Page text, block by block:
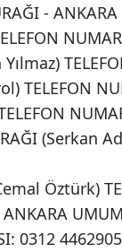
-
TELEFON
(Serkan
Öztürk)
0312 4462905